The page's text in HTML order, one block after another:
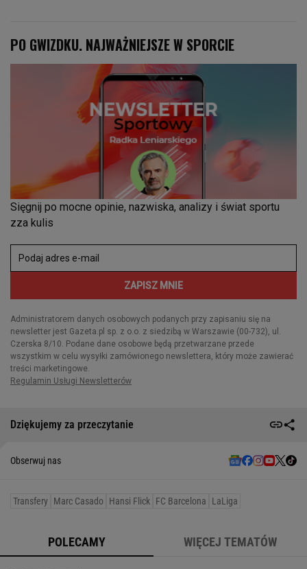
Dziękujemy za przeczytanie
Obserwuj nas
Transfery Marc Casado Hansi Flick FC Barcelona LaLiga
POLECAMY WIĘCEJ TEMATÓW